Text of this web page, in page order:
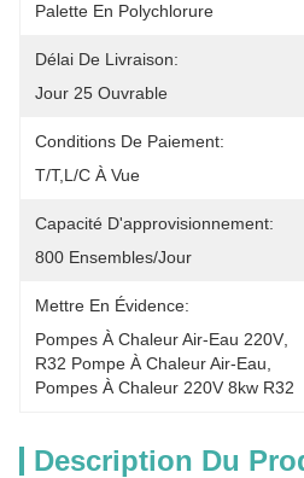
Palette En Polychlorure
Délai De Livraison:
Jour 25 Ouvrable
Conditions De Paiement:
T/T,L/C À Vue
Capacité D'approvisionnement:
800 Ensembles/jour
Mettre En Évidence:
Pompes À Chaleur Air-Eau 220V
R32 Pompe À Chaleur Air-Eau
Pompes À Chaleur 220V 8kw R32
Description Du